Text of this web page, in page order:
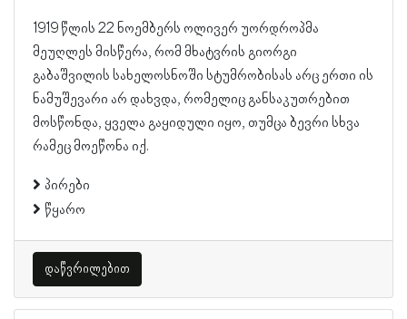
1919 წლის 22 ნოემბერს ოლივერ უორდროპმა
მეუღლეს მისწერა, რომ მხატვრის გიორგი
გაბაშვილის სახელოსნოში სტუმრობისას არც ერთი ის
ნამუშევარი არ დახვდა, რომელიც განსაკუთრებით
მოსწონდა, ყველა გაყიდული იყო, თუმცა ბევრი სხვა
რამეც მოეწონა იქ.
პირები
წყარო
დაწვრილებით